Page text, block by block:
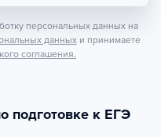
персональных данных на
данных и принимаете
соглашения.
подготовке к ЕГЭ